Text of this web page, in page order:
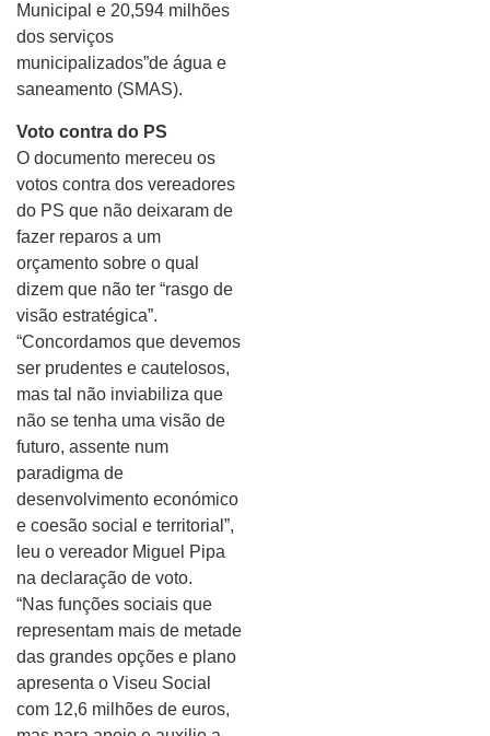
Municipal e 20,594 milhões
dos serviços
municipalizados”de água e
saneamento (SMAS).
Voto contra do PS
O documento mereceu os
votos contra dos vereadores
do PS que não deixaram de
fazer reparos a um
orçamento sobre o qual
dizem que não ter “rasgo de
visão estratégica”.
“Concordamos que devemos
ser prudentes e cautelosos,
mas tal não inviabiliza que
não se tenha uma visão de
futuro, assente num
paradigma de
desenvolvimento económico
e coesão social e territorial”,
leu o vereador Miguel Pipa
na declaração de voto.
“Nas funções sociais que
representam mais de metade
das grandes opções e plano
apresenta o Viseu Social
com 12,6 milhões de euros,